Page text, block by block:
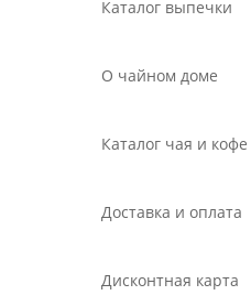
Каталог выпечки
О чайном доме
Каталог чая и кофе
Доставка и оплата
Дисконтная карта